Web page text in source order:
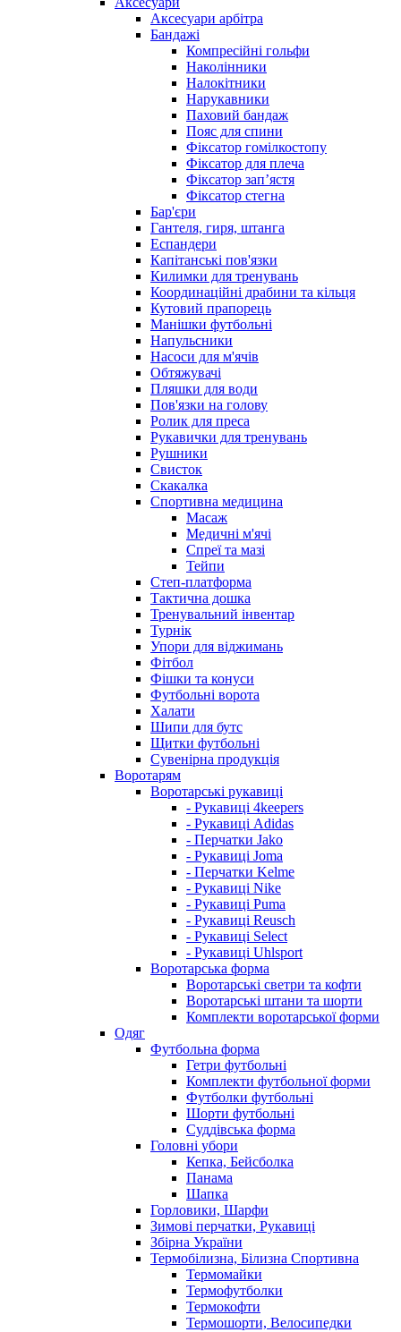
Аксесуари арбітра
Бандажі
Компресійні гольфи
Наколінники
Налокітники
Нарукавники
Паховий бандаж
Пояс для спини
Фіксатор гомілкостопу
Фіксатор для плеча
Фіксатор запʼястя
Фіксатор стегна
Бар'єри
Гантеля, гиря, штанга
Еспандери
Капітанські пов'язки
Килимки для тренувань
Координаційні драбини та кільця
Кутовий прапорець
Манішки футбольні
Напульсники
Насоси для м'ячів
Обтяжувачі
Пляшки для води
Пов'язки на голову
Ролик для преса
Рукавички для тренувань
Рушники
Свисток
Скакалка
Спортивна медицина
Масаж
Медичні м'ячі
Спреї та мазі
Тейпи
Степ-платформа
Тактична дошка
Тренувальний інвентар
Турнік
Упори для віджимань
Фітбол
Фішки та конуси
Футбольні ворота
Халати
Шипи для бутс
Щитки футбольні
Сувенірна продукція
Воротарям
Воротарські рукавиці
- Рукавиці 4keepers
- Рукавиці Adidas
- Перчатки Jako
- Рукавиці Joma
- Перчатки Kelme
- Рукавиці Nike
- Рукавиці Puma
- Рукавиці Reusch
- Рукавиці Select
- Рукавиці Uhlsport
Воротарська форма
Воротарські светри та кофти
Воротарські штани та шорти
Комплекти воротарської форми
Одяг
Футбольна форма
Гетри футбольні
Комплекти футбольної форми
Футболки футбольні
Шорти футбольні
Суддівська форма
Головні убори
Кепка, Бейсболка
Панама
Шапка
Горловики, Шарфи
Зимові перчатки, Рукавиці
Збірна України
Термобілизна, Білизна Спортивна
Термомайки
Термофутболки
Термокофти
Термошорти, Велосипедки